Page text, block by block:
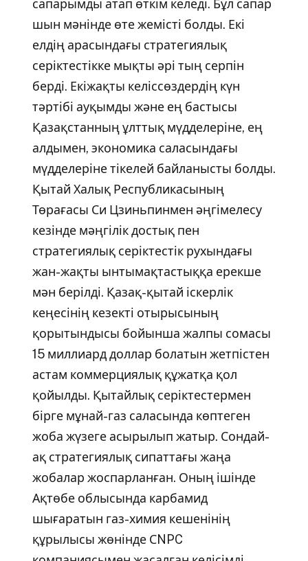
сапарымды атап өткім келеді. Бұл сапар
шын мәнінде өте жемісті болды. Екі
елдің арасындағы стратегиялық
серіктестікке мықты әрі тың серпін
берді. Екіжақты келіссөздердің күн
тәртібі ауқымды және ең бастысы
Қазақстанның ұлттық мүдделеріне, ең
алдымен, экономика саласындағы
мүдделеріне тікелей байланысты болды.
Қытай Халық Республикасының
Төрағасы Си Цзиньпинмен әңгімелесу
кезінде мәңгілік достық пен
стратегиялық серіктестік рухындағы
жан-жақты ынтымақтастыққа ерекше
мән берілді. Қазақ-қытай іскерлік
кеңесінің кезекті отырысының
қорытындысы бойынша жалпы сомасы
15 миллиард доллар болатын жетпістен
астам коммерциялық құжатқа қол
қойылды. Қытайлық серіктестермен
бірге мұнай-газ саласында көптеген
жоба жүзеге асырылып жатыр. Сондай-
ақ стратегиялық сипаттағы жаңа
жобалар жоспарланған. Оның ішінде
Ақтөбе облысында карбамид
шығаратын газ-химия кешенінің
құрылысы жөнінде СNPC